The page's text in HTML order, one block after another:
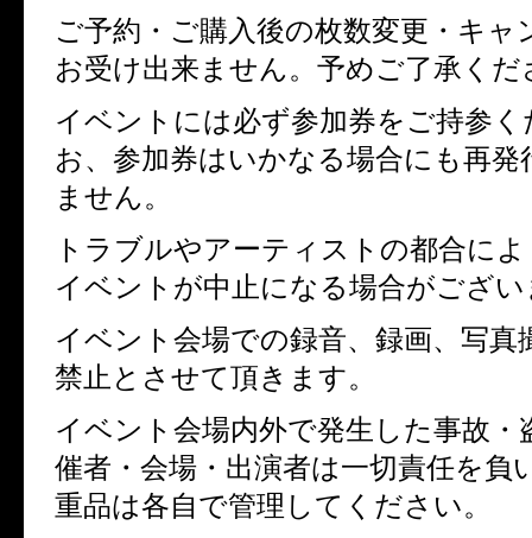
ご予約・ご購入後の枚数変更・キャ
お受け出来ません。予めご了承くだ
イベントには必ず参加券をご持参
お、参加券はいかなる場合にも再発
ません。
トラブルやアーティストの都合に
イベントが中止になる場合がござ
イベント会場での録音、録画、写真
禁止とさせて頂きます。
イベント会場内外で発生した事故・
催者・会場・出演者は一切責任を負
重品は各自で管理してください。